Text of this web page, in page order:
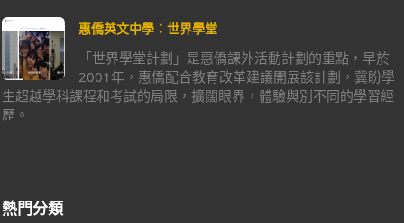
惠僑英文中學：世界學堂
「世界學堂計劃」是惠僑課外活動計劃的重點，早於
2001年，惠僑配合教育改革建議開展該計劃，冀盼學
生超越學科課程和考試的局限，擴闊眼界，體驗與別不同的學習經
歷。
熱門分類